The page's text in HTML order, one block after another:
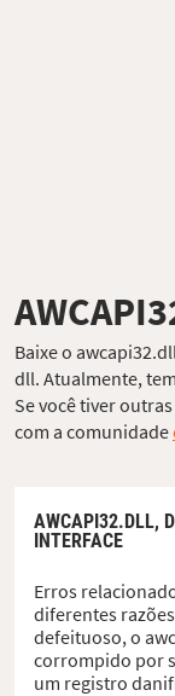
Baixe o
dll. Atualmente,
Se você tiver
com a comunidade
AWCAPI32.DLL,
INTERFACE
Erros
diferentes
defeituoso, o
corrompido por
um registro